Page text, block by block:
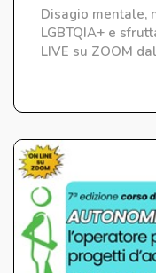
Disagio mentale,
LGBTQIA+ e
LIVE su ZOOM